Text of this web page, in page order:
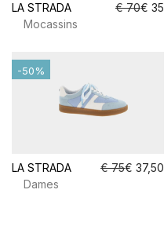
LA STRADA € 70€ 35
Mocassins
LA STRADA € 75€ 37,50
Dames
-50%